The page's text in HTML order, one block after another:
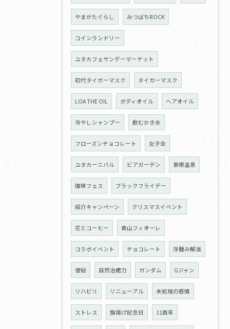
やまがたぐらし みつばちROCK
コインランドリー
ユタカフェサンデーマーケット
初代タイガーマスク タイガーマスク
LOA THE OIL ボディオイル ヘアオイル
冷やしシャンプー 飲むかき氷
フローズンチョコレート 女子会
ユタカーニバル ビアガーデン 東根温泉
珈琲フェス ブラックフライデー
紹介キャンペーン クリスマスイベント
花とコーヒー 青山フィオーレ
コラボイベント チョコレート 浮腫み解消
便秘 自然治癒力 ガンダム Gジャン
リハビリ リニューアル 未処理の感情
ストレス 旗揚げ記念日 11周年